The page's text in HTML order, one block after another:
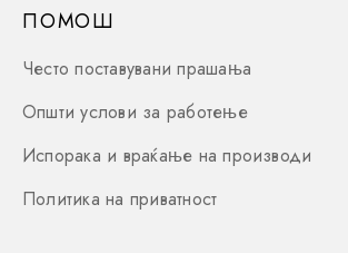
ПОМОШ
Често поставувани прашања
Општи услови за работење
Испорака и враќање на производи
Политика на приватност